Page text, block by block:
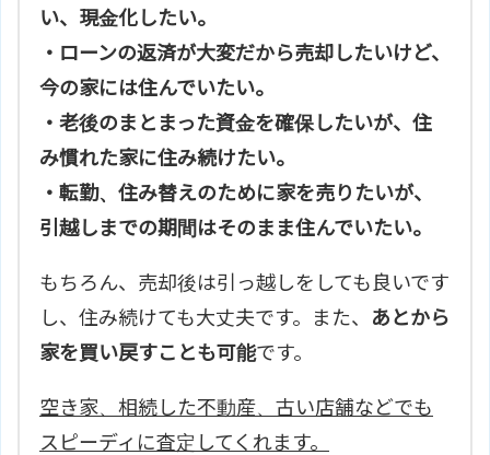
い、現金化したい。
・ローンの返済が大変だから売却したいけど、
今の家には住んでいたい。
・老後のまとまった資金を確保したいが、住
み慣れた家に住み続けたい。
・転勤、住み替えのために家を売りたいが、
引越しまでの期間はそのまま住んでいたい。
もちろん、売却後は引っ越しをしても良いです
し、住み続けても大丈夫です。また、 あとから
家を買い戻すことも可能です。
空き家、相続した不動産、古い店舗などでも
スピーディに査定してくれます。